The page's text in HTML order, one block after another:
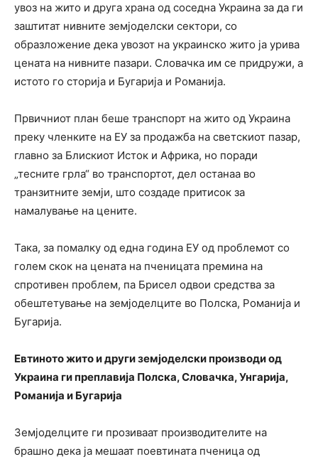
увоз на жито и друга храна од соседна Украина за да ги
заштитат нивните земјоделски сектори, со
образложение дека увозот на украинско жито ја урива
цената на нивните пазари. Словачка им се придружи, а
истото го сторија и Бугарија и Романија.
Првичниот план беше транспорт на жито од Украина
преку членките на ЕУ за продажба на светскиот пазар,
главно за Блискиот Исток и Африка, но поради
„тесните грла“ во транспортот, дел останаа во
транзитните земји, што создаде притисок за
намалување на цените.
Така, за помалку од една година ЕУ од проблемот со
голем скок на цената на пченицата премина на
спротивен проблем, па Брисел одвои средства за
обештетување на земјоделците во Полска, Романија и
Бугарија.
Евтиното жито и други земјоделски производи од
Украина ги преплавија Полска, Словачка, Унгарија,
Романија и Бугарија
Земјоделците ги прозиваат производителите на
брашно дека ја мешаат поевтината пченица од